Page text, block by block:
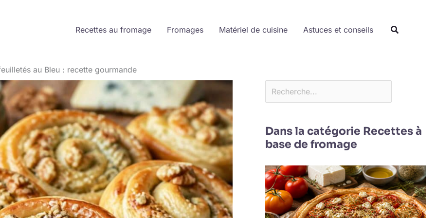
Recettes au fromage Fromages Matériel de cuisine Astuces et conseils
au Bleu : recette gourmande
Dans la catégorie Recettes à
base de fromage